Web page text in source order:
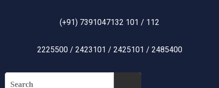
(+91) 7391047132 101 / 112
2225500 / 2423101 / 2425101 / 2485400